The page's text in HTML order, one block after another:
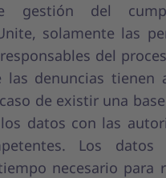
gestión del
solamente las
del
denuncias tienen
de existir una
datos con las
Los
necesario para